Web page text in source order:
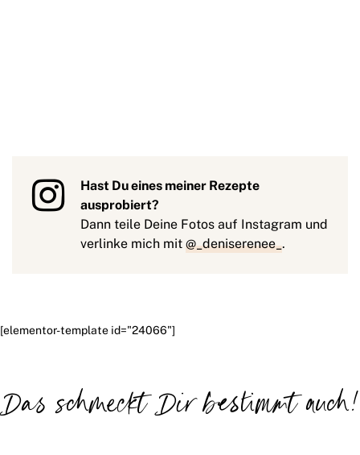
Hast Du eines meiner Rezepte
ausprobiert?
Dann teile Deine Fotos auf Instagram und
verlinke mich mit @_deniserenee_.
[elementor-template id="24066"]
Das schmeckt Dir bestimmt auch!